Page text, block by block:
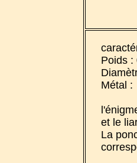
Poids :
Métal :
et le
La